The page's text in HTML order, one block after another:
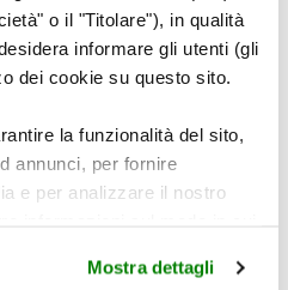
o il "Titolare"), in qualità
informare gli utenti (gli
dei cookie su questo sito.
la funzionalità del sito,
annunci, per fornire
e per analizzare il nostro
e social media, i quali
Mostra dettagli
di semi di finocchio